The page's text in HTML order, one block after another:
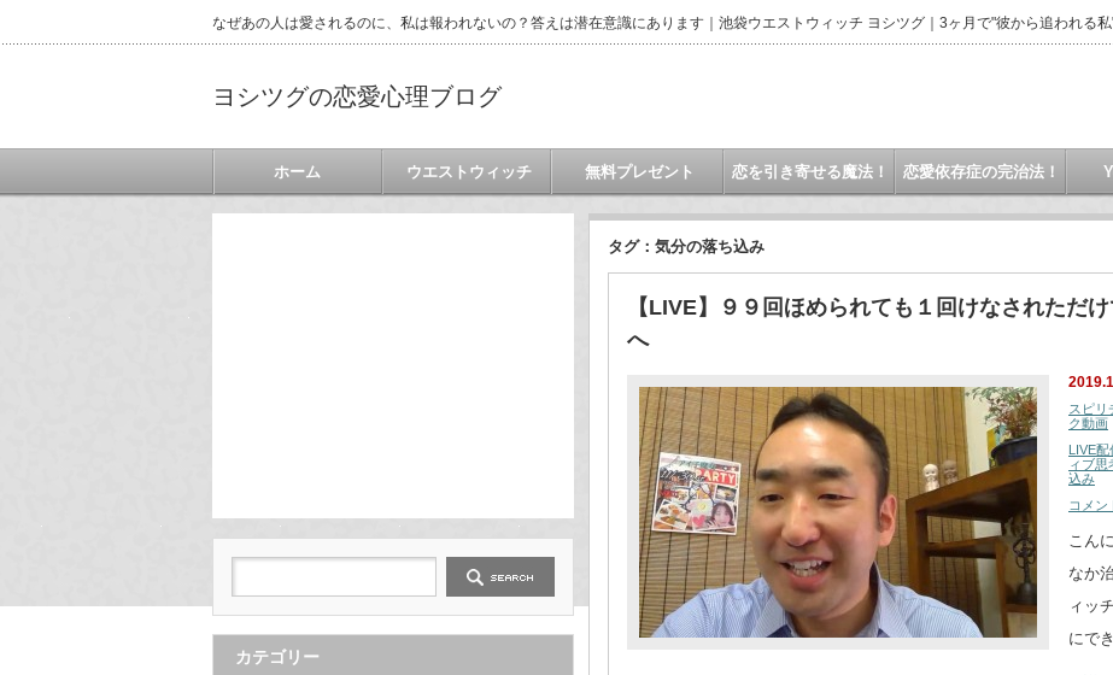
なぜあの人は愛されるのに、私は報われないの？答えは潜在意識にあります｜池袋ウエストウィッチ ヨシツグ｜3ヶ月で"彼から追われる
ヨシツグの恋愛心理ブログ
ホーム ウエストウィッチ 無料プレゼント 恋を引き寄せる魔法！ 恋愛依存症の完治法！
タグ：気分の落ち込み
【LIVE】９９回ほめられても１回けなされただ
へ
スピリ
ク動画
LIVE配
ィブ思
込み
コメン
こん
なか
ィッ
にで
カテゴリー